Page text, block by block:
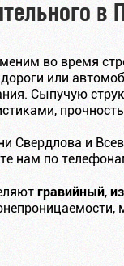
в
во время
или
Сыпучую
Свердлова и
нам по
гравийный,